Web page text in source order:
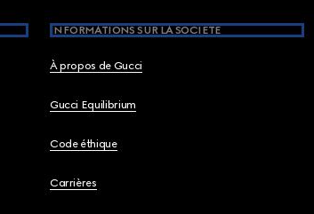
INFORMATIONS SUR LA SOCIETE
À propos de Gucci
Gucci Equilibrium
Code éthique
Carrières